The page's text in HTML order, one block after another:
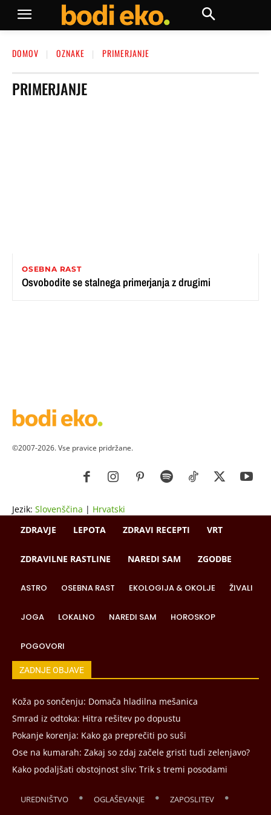
DOMOV OZNAKE PRIMERJANJE
PRIMERJANJE
OSEBNA RAST
Osvobodite se stalnega primerjanja z drugimi
©2007-2026. Vse pravice pridržane.
Jezik: Slovenščina | Hrvatski
ZDRAVJE
LEPOTA ZDRAVI RECEPTI VRT
ZDRAVILNE RASTLINE NAREDI SAM ZGODBE
ASTRO OSEBNA RAST EKOLOGIJA & OKOLJE ŽIVALI
JOGA LOKALNO NAREDI SAM HOROSKOP
POGOVORI
ZADNJE OBJAVE
Koža po sončenju: Domača hladilna mešanica
Smrad iz odtoka: Hitra rešitev po dopustu
Pokanje korenja: Kako ga preprečiti po suši
Ose na kumarah: Zakaj so zdaj začele gristi tudi zelenjavo?
Kako podaljšati obstojnost sliv: Trik s tremi posodami
UREDNIŠTVO OGLAŠEVANJE ZAPOSLITEV